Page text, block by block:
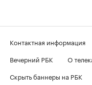
Контактная информация
Вечерний РБК
О
Скрыть баннеры на РБК